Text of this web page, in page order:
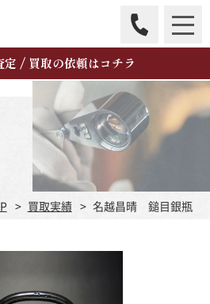
定 / 買取の依頼はコチラ
買取実績 名越昌晴 鎚目銀瓶